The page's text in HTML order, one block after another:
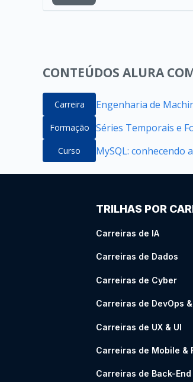
CONTEÚDOS ALURA
Carreira Engenharia de
Formação Séries Temporais e
Curso MySQL: conhecendo
TRILHAS POR
Carreiras de IA
Carreiras de Dados
Carreiras de Cyber
Carreiras de DevOps
Carreiras de UX & UI
Carreiras de Mobile &
Carreiras de Back-End